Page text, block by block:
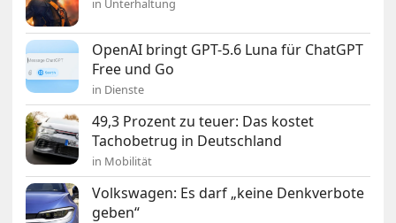
in Unterhaltung
OpenAI bringt GPT-5.6 Luna für ChatGPT
Free und Go
in Dienste
49,3 Prozent zu teuer: Das kostet
Tachobetrug in Deutschland
in Mobilität
Volkswagen: Es darf „keine Denkverbote
geben“